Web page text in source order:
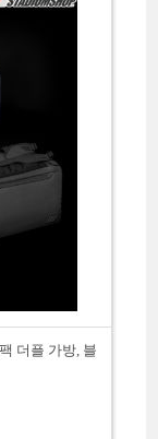
더플 가방, 블